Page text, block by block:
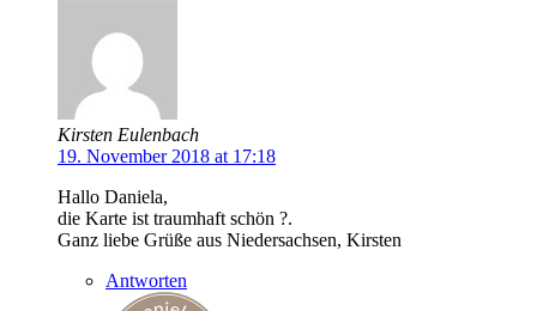
Kirsten Eulenbach
19. November 2018 at 17:18
Hallo Daniela,
die Karte ist traumhaft schön ?.
Ganz liebe Grüße aus Niedersachsen, Kirsten
Antworten